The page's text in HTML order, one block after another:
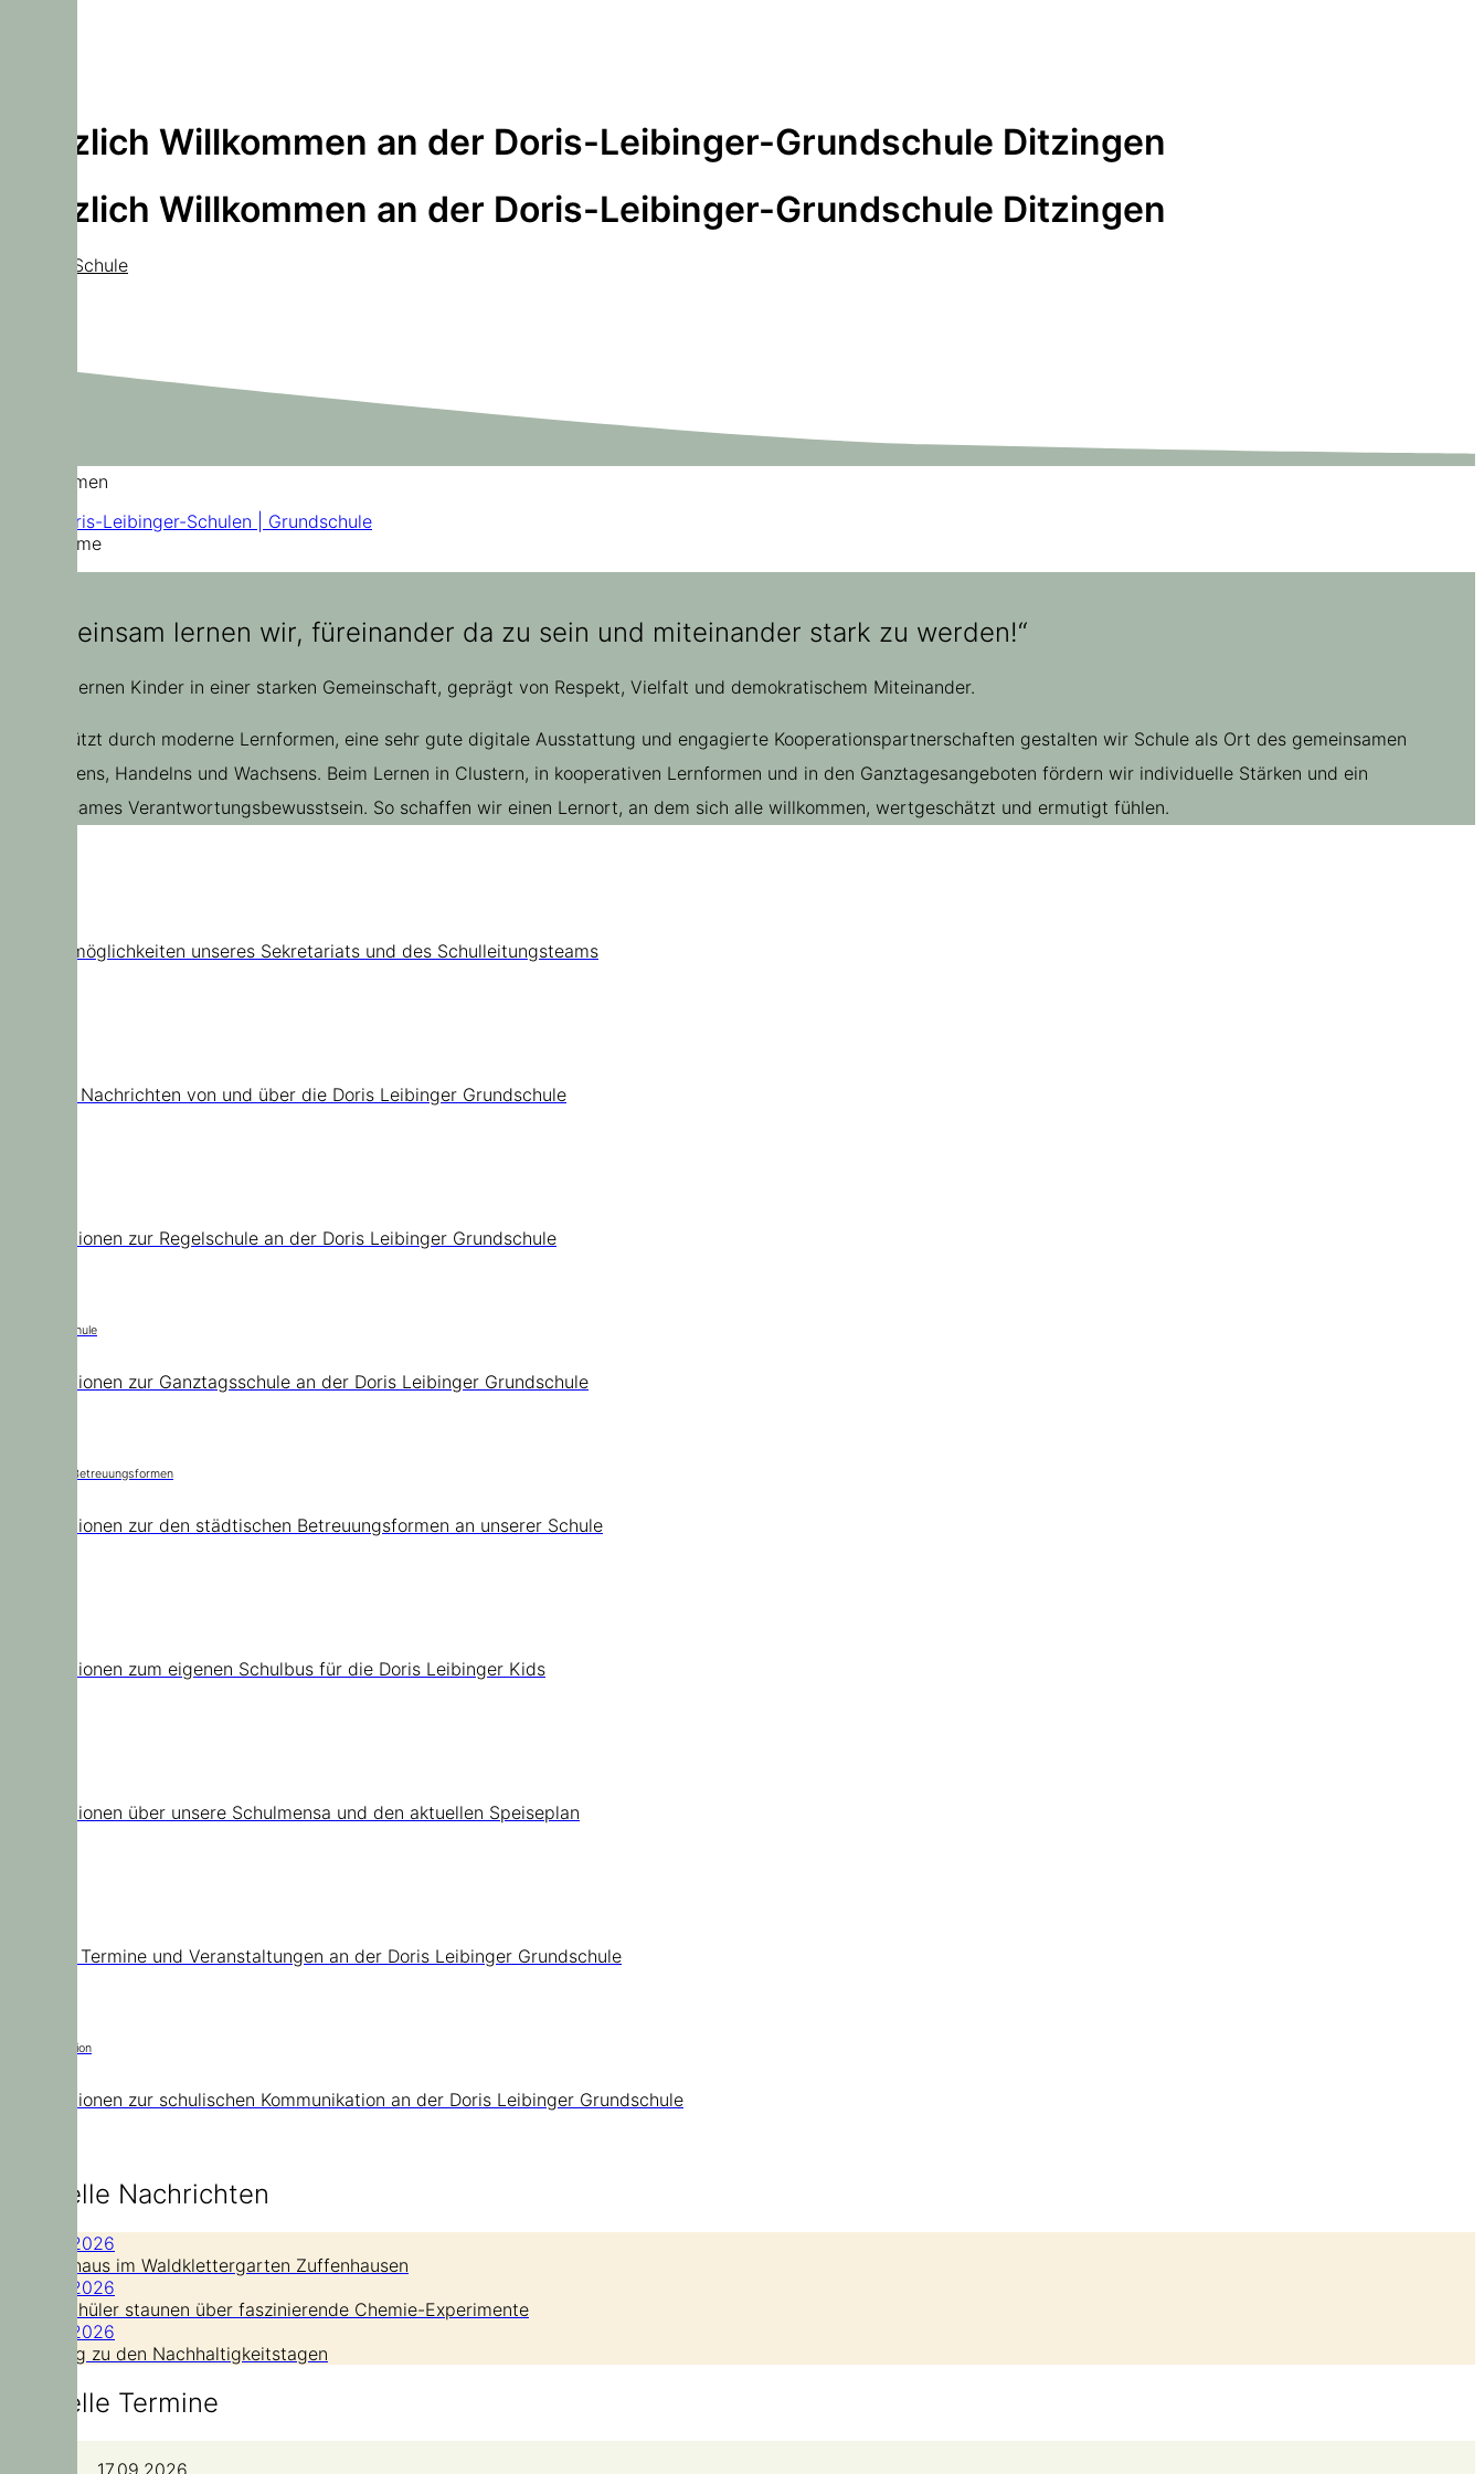
Herzlich Willkommen an der Doris-Leibinger-Grundschule Ditzingen
Herzlich Willkommen an der Doris-Leibinger-Grundschule Ditzingen
Unsere Schule
Willkommen
Doris-Leibinger-Schulen | Grundschule
Home
„Gemeinsam lernen wir, füreinander da zu sein und miteinander stark zu werden!“
Bei uns lernen Kinder in einer starken Gemeinschaft, geprägt von Respekt, Vielfalt und demokratischem Miteinander.
Unterstützt durch moderne Lernformen, eine sehr gute digitale Ausstattung und engagierte Kooperationspartnerschaften gestalten wir Schule als Ort des gemeinsamen
Entdeckens, Handelns und Wachsens. Beim Lernen in Clustern, in kooperativen Lernformen und in den Ganztagesangeboten fördern wir individuelle Stärken und ein
gemeinsames Verantwortungsbewusstsein. So schaffen wir einen Lernort, an dem sich alle willkommen, wertgeschätzt und ermutigt fühlen.
Kontaktmöglichkeiten unseres Sekretariats und des Schulleitungsteams
Aktuelle Nachrichten von und über die Doris Leibinger Grundschule
Informationen zur Regelschule an der Doris Leibinger Grundschule
Ganztagsschule
Informationen zur Ganztagsschule an der Doris Leibinger Grundschule
Städtische Betreuungsformen
Informationen zur den städtischen Betreuungsformen an unserer Schule
Informationen zum eigenen Schulbus für die Doris Leibinger Kids
Informationen über unsere Schulmensa und den aktuellen Speiseplan
Aktuelle Termine und Veranstaltungen an der Doris Leibinger Grundschule
Kommunikation
Informationen zur schulischen Kommunikation an der Doris Leibinger Grundschule
Aktuelle Nachrichten
21. Juli 2026
Hoch hinaus im Waldklettergarten Zuffenhausen
14. Juli 2026
Grundschüler staunen über faszinierende Chemie-Experimente
14. Juli 2026
Nachtrag zu den Nachhaltigkeitstagen
Aktuelle Termine